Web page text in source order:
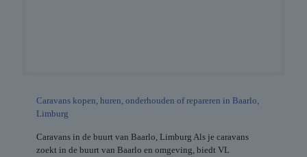
Caravans kopen, huren, onderhouden of repareren in Baarlo,
Limburg
Caravans in de buurt van Baarlo, Limburg Als je caravans
zoekt in de buurt van Baarlo en omgeving, biedt VL